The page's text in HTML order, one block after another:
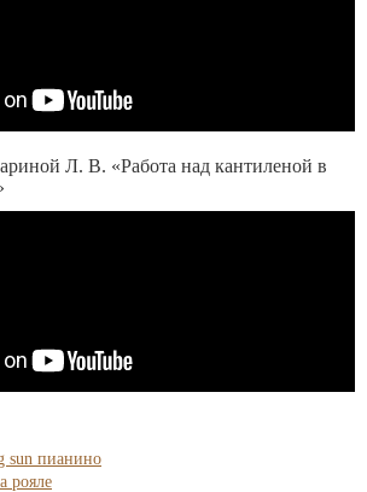
Л. В. «Работа над кантиленой в
sun пианино
рояле